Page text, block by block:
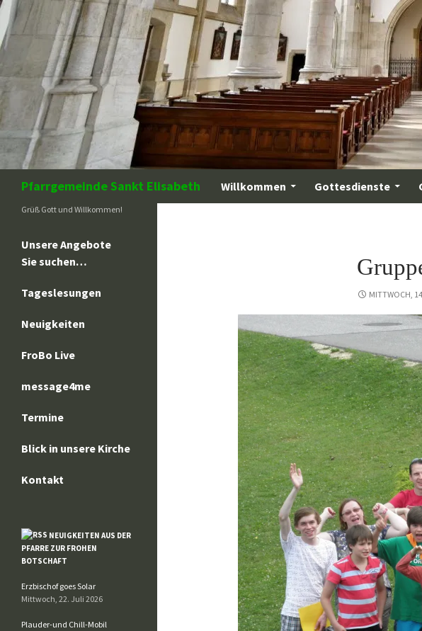
Zum
Inhalt
springen
Pfarrgemeinde Sankt Elisabeth Willkommen Gottesdienste
MITTWOCH,
Grüß Gott und Willkommen!
Unsere Angebote
Sie suchen…
Tageslesungen
Neuigkeiten
FroBo Live
message4me
Termine
Blick in unsere Kirche
Kontakt
NEUIGKEITEN AUS DER
PFARRE ZUR FROHEN
BOTSCHAFT
Erzbischof goes Solar
Mittwoch, 22. Juli 2026
Plauder-und Chill-Mobil